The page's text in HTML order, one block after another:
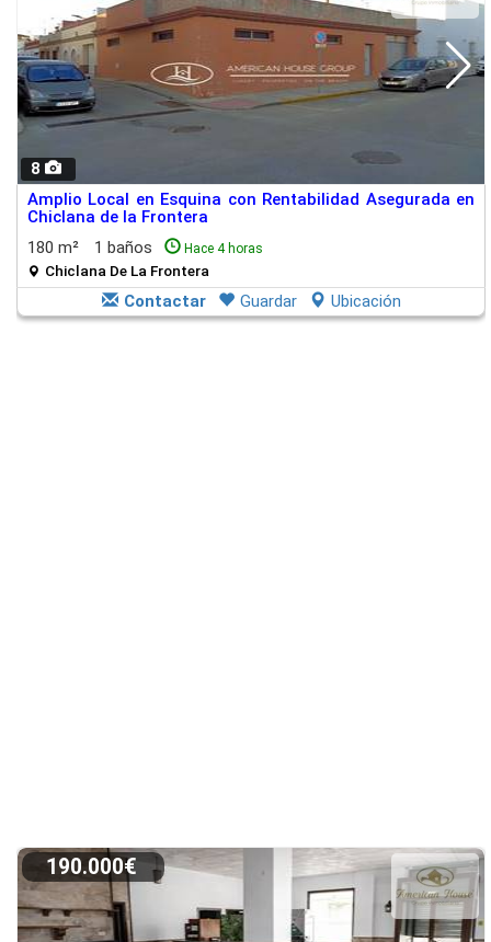
8
Amplio Local en Esquina con Rentabilidad Asegurada en
Chiclana de la Frontera
180 m²
1 baños Hace 4 horas
Chiclana De La Frontera
Contactar Guardar Ubicación
190.000€